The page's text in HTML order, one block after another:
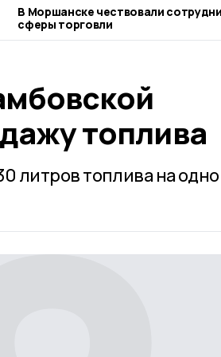
В Моршанске чествовали
сферы торговли
топлива
литров топлива на одно